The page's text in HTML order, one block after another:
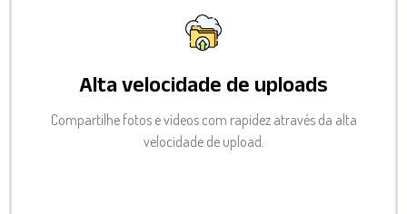
Alta velocidade de uploads
Compartilhe fotos e vídeos com rapidez através da alta
velocidade de upload.